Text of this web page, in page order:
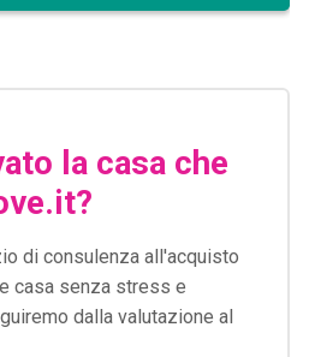
la casa che
di consulenza all'acquisto
casa senza stress e
dalla valutazione al